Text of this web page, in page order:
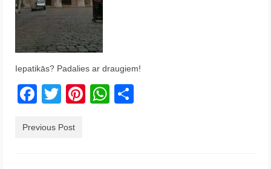
Austrija
Itālija
Latvija
Indonēzija
Iepatikās? Padalies ar draugiem!
Facebook
TwitterPinterest
WhatsApp
Previous Post